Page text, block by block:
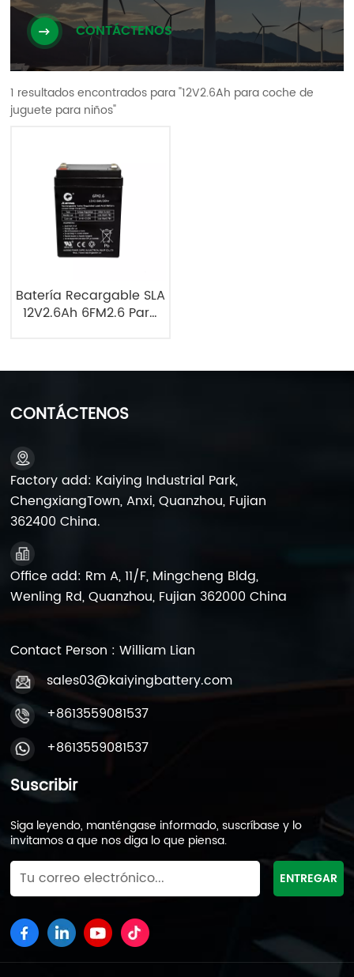
CONTÁCTENOS
1 resultados encontrados para "12V2.6Ah para coche de
juguete para niños"
Batería Recargable SLA
12V2.6Ah 6FM2.6 Para
CONTÁCTENOS
Factory add: Kaiying Industrial Park,
ChengxiangTown, Anxi, Quanzhou, Fujian
362400 China.
Office add: Rm A, 11/F, Mingcheng Bldg,
Wenling Rd, Quanzhou, Fujian 362000 China
Contact Person : William Lian
sales03@kaiyingbattery.com
+8613559081537
+8613559081537
Suscribir
Siga leyendo, manténgase informado, suscríbase y lo
invitamos a que nos diga lo que piensa.